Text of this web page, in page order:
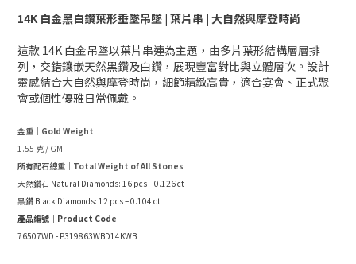
14K 白金黑白鑽葉形垂墜吊墜 | 葉片串 | 大自然與摩登時尚
這款 14K 白金吊墜以葉片串連為主題，由多片葉形結構層層排
列，交錯鑲嵌天然黑鑽及白鑽，展現豐富對比與立體層次。設計
靈感結合大自然與摩登時尚，細節精緻高貴，適合宴會、正式聚
會或個性優雅日常佩戴。
金重｜Gold Weight
1.55 克 / GM
所有配石總重｜Total Weight of All Stones
天然鑽石 Natural Diamonds: 16 pcs – 0.126 ct
黑鑽 Black Diamonds: 12 pcs – 0.104 ct
產品編號｜Product Code
76507WD - P319863WBD14KWB